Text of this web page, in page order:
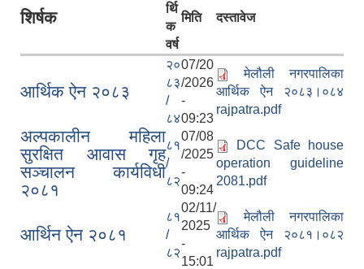
शिर्षक
र्थि
क
वर्ष
मिति दस्तावेज
आर्थिक ऐन २०८३
२०
८३
/
८४
07/20
/2026
-
09:23
मेलौली नगरपालिका
आर्थिक ऐन २०८३।०८४
rajpatra.pdf
अल्पकालीन महिला
सुरक्षित आवास गृह
सञ्चालन कार्यविधी
२०८१
८१
/
८२
07/08
/2025
-
09:24
DCC Safe house
operation guideline
2081.pdf
आर्थिन ऐन २०८१
८१
/
८२
02/11/
2025
-
15:01
मेलौली नगरपालिका
आर्थिक ऐन २०८१।०८२
rajpatra.pdf